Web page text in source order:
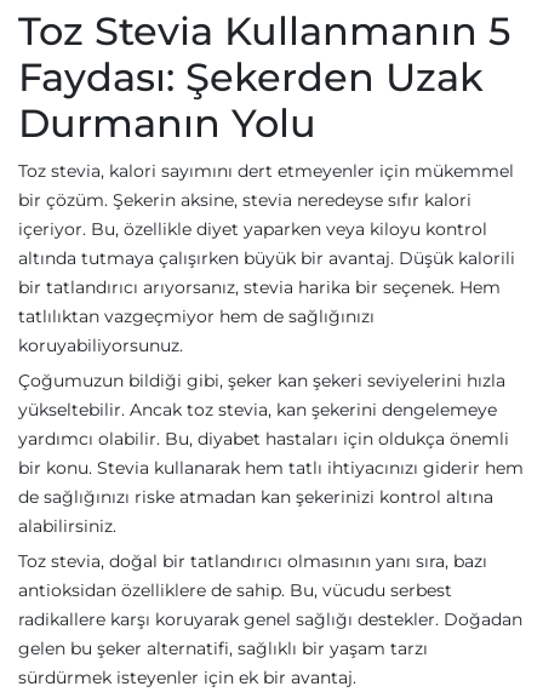
Toz Stevia Kullanmanın 5
Faydası: Şekerden Uzak
Durmanın Yolu
Toz stevia, kalori sayımını dert etmeyenler için mükemmel
bir çözüm. Şekerin aksine, stevia neredeyse sıfır kalori
içeriyor. Bu, özellikle diyet yaparken veya kiloyu kontrol
altında tutmaya çalışırken büyük bir avantaj. Düşük kalorili
bir tatlandırıcı arıyorsanız, stevia harika bir seçenek. Hem
tatlılıktan vazgeçmiyor hem de sağlığınızı
koruyabiliyorsunuz.
Çoğumuzun bildiği gibi, şeker kan şekeri seviyelerini hızla
yükseltebilir. Ancak toz stevia, kan şekerini dengelemeye
yardımcı olabilir. Bu, diyabet hastaları için oldukça önemli
bir konu. Stevia kullanarak hem tatlı ihtiyacınızı giderir hem
de sağlığınızı riske atmadan kan şekerinizi kontrol altına
alabilirsiniz.
Toz stevia, doğal bir tatlandırıcı olmasının yanı sıra, bazı
antioksidan özelliklere de sahip. Bu, vücudu serbest
radikallere karşı koruyarak genel sağlığı destekler. Doğadan
gelen bu şeker alternatifi, sağlıklı bir yaşam tarzı
sürdürmek isteyenler için ek bir avantaj.